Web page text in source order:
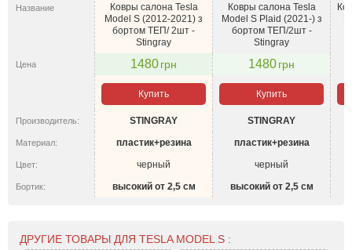
Название
Ковры салона Tesla
Model S (2012-2021) з
бортом ТЕП/ 2шт -
Stingray
Ковры салона Tesla
Model S Plaid (2021-) з
бортом ТЕП/2шт -
Stingray
Цена 1480грн 1480грн
Купить Купить
Производитель: STINGRAY STINGRAY
Материал: пластик+резина пластик+резина
Цвет: черный черный
Бортик: высокий от 2,5 см высокий от 2,5 см
ДРУГИЕ ТОВАРЫ ДЛЯ TESLA MODEL S :